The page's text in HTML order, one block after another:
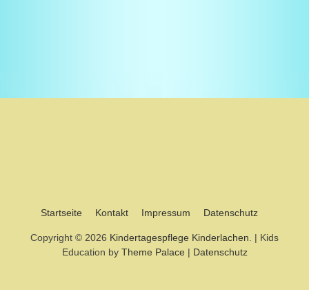
Startseite Kontakt Impressum Datenschutz
Copyright © 2026 Kindertagespflege Kinderlachen . | Kids
Education by Theme Palace | Datenschutz